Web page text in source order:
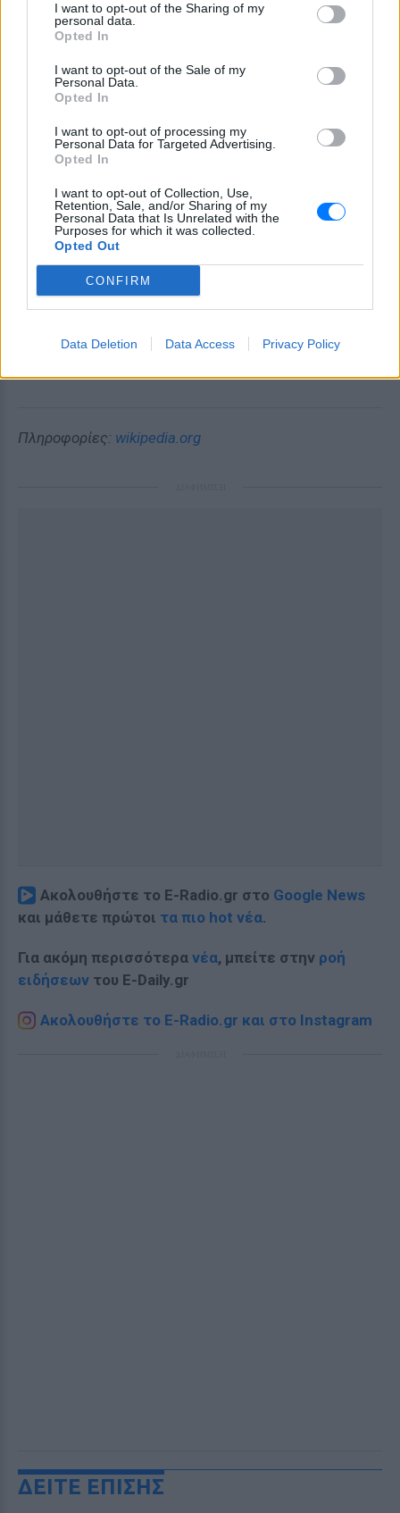
I want to opt-out of the Sharing of my
personal data.
Opted In
I want to opt-out of the Sale of my
Personal Data.
Opted In
I want to opt-out of processing my
Personal Data for Targeted Advertising.
Opted In
I want to opt-out of Collection, Use,
Retention, Sale, and/or Sharing of my
Personal Data that Is Unrelated with the
Purposes for which it was collected.
Opted Out
CONFIRM
Data Deletion Data Access Privacy Policy
ΔΙΑΦΗΜΙΣΗ
Πληροφορίες: wikipedia.org
Ακολουθήστε το E-Radio.gr στο Google News
και μάθετε πρώτοι τα πιο hot νέα.
Για ακόμη περισσότερα νέα, μπείτε στην ροή
ειδήσεων του E-Daily.gr
Ακολουθήστε το E-Radio.gr και στο Instagram
ΔΕΙΤΕ ΕΠΙΣΗΣ